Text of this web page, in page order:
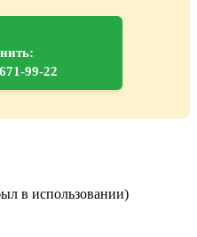
99-22
в использовании)